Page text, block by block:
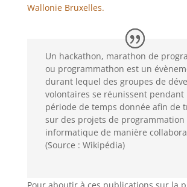
Wallonie Bruxelles.
Un hackathon, marathon de
ou programmathon est un
durant lequel des groupes de
volontaires se réunissent pendant
période de temps donnée afin de
sur des projets de programmation
informatique de manière
(Source : Wikipédia)